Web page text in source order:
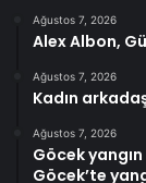
Ağustos 7, 2026
Alex Albon,
Ağustos 7, 2026
Kadın
Ağustos 7, 2026
Göcek
Göcek’te